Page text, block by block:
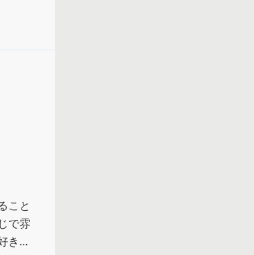
こと
で雰
きだ